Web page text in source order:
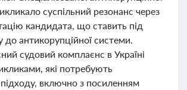
суспільний резонанс через
кандидата, що ставить під
до антикорупційної системи.
судовий комплаєнс в Україні
які потребують
включно з посиленням